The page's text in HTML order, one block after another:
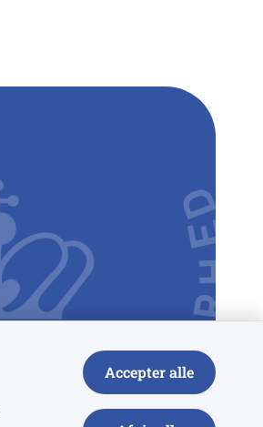
Accepter alle